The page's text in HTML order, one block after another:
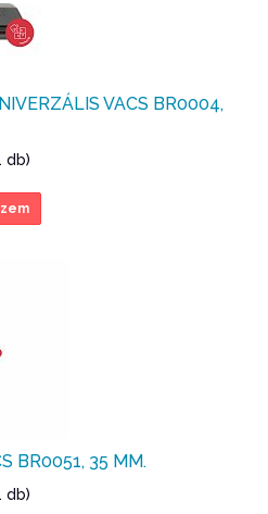
VACS BR0004,
db)
BR0051, 35 MM.
db)